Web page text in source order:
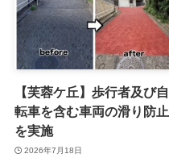
【芙蓉ケ丘】歩行者及び自
転車を含む車両の滑り防止
を実施
2026年7月18日